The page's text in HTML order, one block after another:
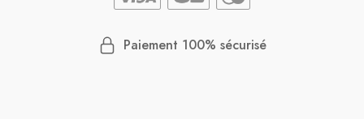
Paiement 100% sécurisé